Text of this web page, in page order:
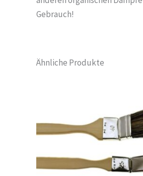
Gebrauch!
Ähnliche Produkte